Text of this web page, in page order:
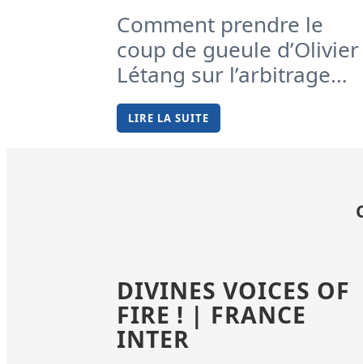
Comment prendre le
coup de gueule d’Olivier
Létang sur l’arbitrage…
LIRE LA SUITE
DIVINES VOICES OF
FIRE ! | FRANCE
INTER